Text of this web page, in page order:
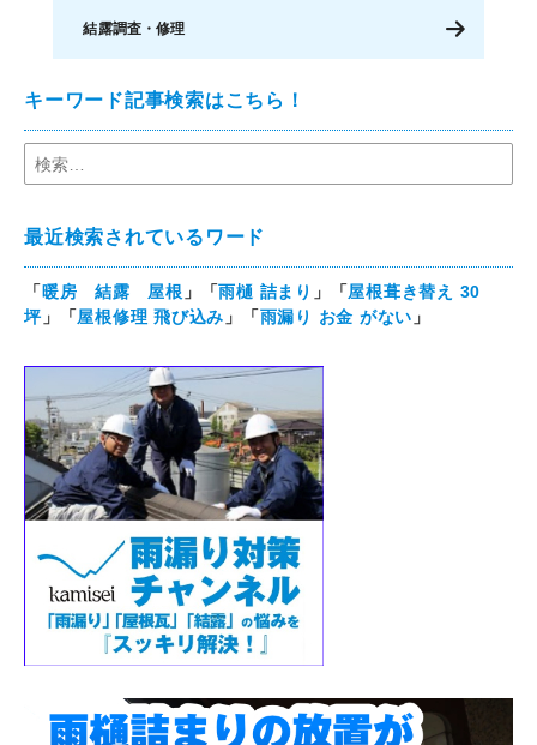
結露調査・修理
キーワード記事検索はこちら！
最近検索されているワード
「暖房 結露 屋根 」「雨樋 詰まり 」「屋根葺き替え 30
坪」「屋根修理 飛び込み 」「雨漏り お金 がない 」